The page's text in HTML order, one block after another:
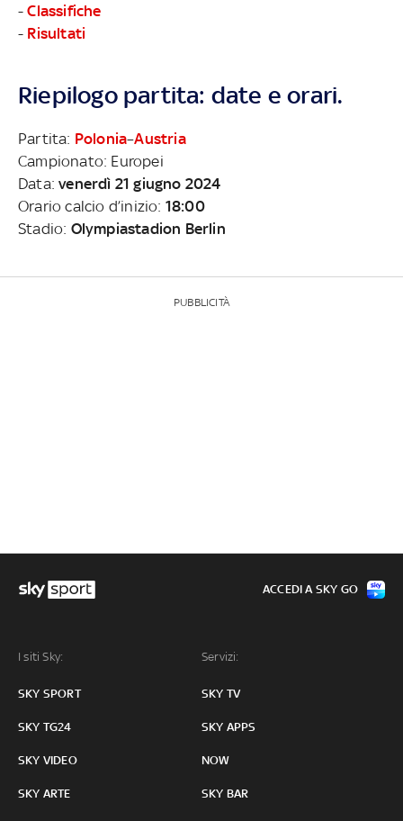
-Classifiche
- Risultati
Riepilogo partita: date e orari.
Partita: Polonia–Austria
Campionato: Europei
Data:venerdì 21 giugno 2024
Orario calcio d’inizio: 18:00
Stadio: Olympiastadion Berlin
PUBBLICITÀ
I siti Sky:
SKY SPORT
SKY TG24
SKY VIDEO
SKY ARTE
Servizi:
SKY TV
SKY APPS
NOW
SKY BAR
ACCEDI A SKY GO